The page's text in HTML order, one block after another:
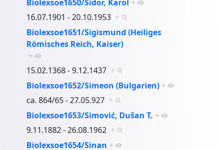
Biolexsoe1650/Sidor, Karol +
16.07.1901 - 20.10.1953 +
Biolexsoe1651/Sigismund (Heiliges
Römisches Reich, Kaiser)
+
15.02.1368 - 9.12.1437 +
Biolexsoe1652/Simeon (Bulgarien) +
ca. 864/65 - 27.05.927 +
Biolexsoe1653/Simović, Dušan T. +
9.11.1882 - 26.08.1962 +
Biolexsoe1654/Sinan +